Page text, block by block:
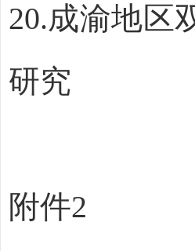
20.成渝地区
研究
附件2